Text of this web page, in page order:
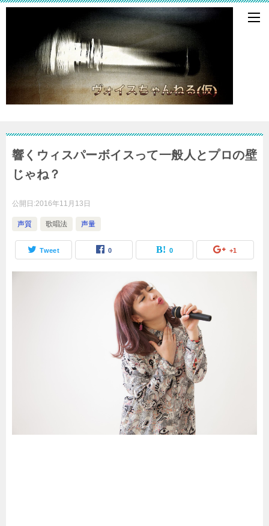
響くウィスパーボイスって一般人とプロの壁
じゃね？
公開日:2016年11月13日
声質 歌唱法 声量
Tweet 0 0 +1